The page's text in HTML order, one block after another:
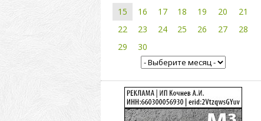
15
16 17 18 19 20
21
22
23 24 25 26 27
28
29
30